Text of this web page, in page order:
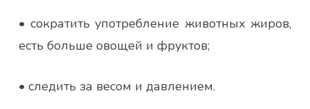
• сократить употребление животных жиров,
есть больше овощей и фруктов;
• следить за весом и давлением.